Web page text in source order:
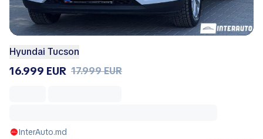
Hyundai Tucson
16.999 EUR 17.999 EUR
InterAuto.md